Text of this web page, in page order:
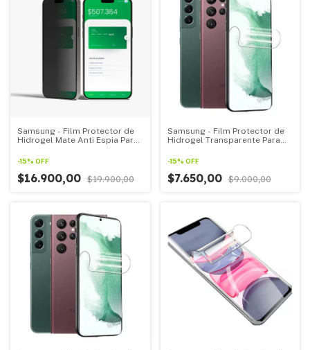
Samsung - Film Protector de
Hidrogel Mate Anti Espia Para
-15% OFF
$16.900,00 $19.900,00
Samsung - Film Protector de
Hidrogel Transparente Para
-15% OFF
$7.650,00 $9.000,00